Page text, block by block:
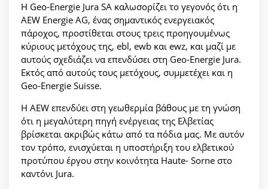
Η Geo-Energie Jura SA καλωσορίζει το γεγονός ότι η
AEW Energie AG, ένας σημαντικός ενεργειακός
πάροχος, προστίθεται στους τρεις προηγουμένως
κύριους μετόχους της, ebl, ewb και ewz, και μαζί με
αυτούς σχεδιάζει να επενδύσει στη Geo-Energie Jura.
Εκτός από αυτούς τους μετόχους, συμμετέχει και η
Geo-Energie Suisse.
Η AEW επενδύει στη γεωθερμία βάθους με τη γνώση
ότι η μεγαλύτερη πηγή ενέργειας της Ελβετίας
βρίσκεται ακριβώς κάτω από τα πόδια μας. Με αυτόν
τον τρόπο, ενισχύεται η υποστήριξη του ελβετικού
προτύπου έργου στην κοινότητα Haute- Sorne στο
καντόνι Jura.